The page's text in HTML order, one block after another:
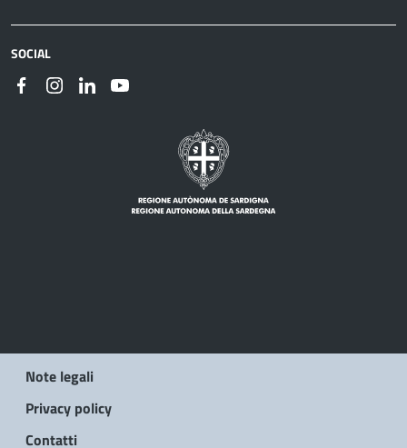
SOCIAL
Note legali
Privacy policy
Contatti